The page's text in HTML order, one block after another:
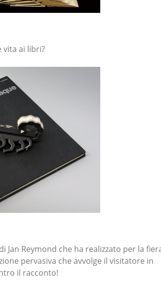
vita ai libri?
Jan Reymond che ha realizzato per la
pervasiva che avvolge il visitatore in
il racconto!